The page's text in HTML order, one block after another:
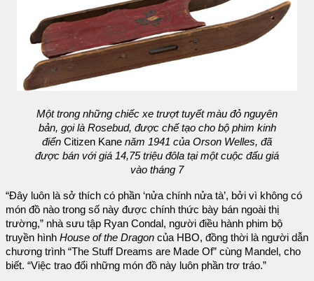
Một trong những chiếc xe trượt tuyết màu đỏ nguyên
bản, gọi là Rosebud, được chế tạo cho bộ phim kinh
điển Citizen Kane năm 1941 của Orson Welles, đã
được bán với giá 14,75 triệu đôla tại một cuộc đấu giá
vào tháng 7
“Đây luôn là sở thích có phần ‘nửa chính nửa tà’, bởi vì không có
món đồ nào trong số này được chính thức bày bán ngoài thị
trường,” nhà sưu tập Ryan Condal, người điều hành phim bộ
truyền hình House of the Dragon của HBO, đồng thời là người dẫn
chương trình “The Stuff Dreams are Made Of” cùng Mandel, cho
biết. “Việc trao đổi những món đồ này luôn phần trơ tráo.”